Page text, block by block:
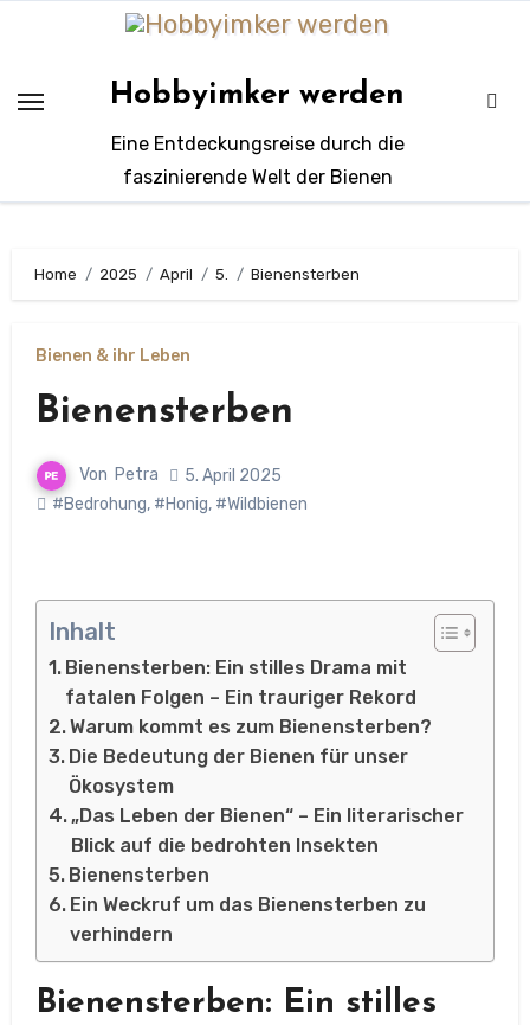
Hobbyimker werden
Eine Entdeckungsreise durch die
faszinierende Welt der Bienen
Home 2025 April 5. Bienensterben
Bienen & ihr Leben
Bienensterben
Von Petra
5. April 2025
#Bedrohung, #Honig, #Wildbienen
Inhalt
Bienensterben: Ein stilles Drama mit
fatalen Folgen – Ein trauriger Rekord
Warum kommt es zum Bienensterben?
Die Bedeutung der Bienen für unser
Ökosystem
„Das Leben der Bienen“ – Ein literarischer
Blick auf die bedrohten Insekten
Bienensterben
Ein Weckruf um das Bienensterben zu
verhindern
Bienensterben: Ein stilles